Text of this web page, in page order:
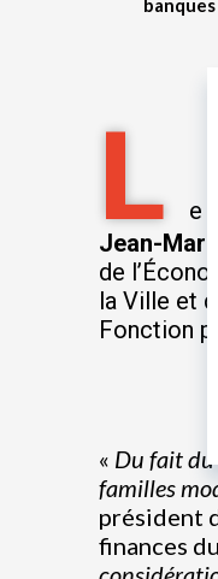
L
e
Jean-
de
la Ville et
Fonction
« Du fait
familles
président
finances